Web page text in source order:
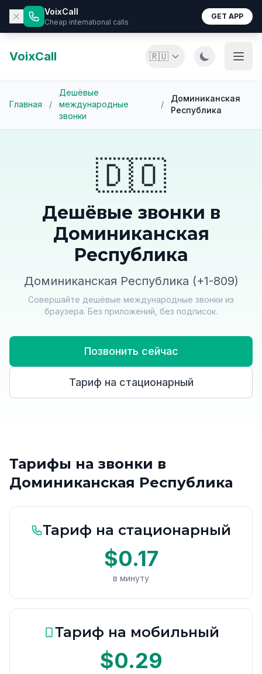
VoixCall
Cheap international calls
GET APP
VoixCall 🇷🇺
Главная /
Дешёвые
международные
звонки
/
Доминиканская
Республика
🇩🇴
Дешёвые звонки в
Доминиканская
Республика
Доминиканская Республика (+1-809)
Совершайте дешёвые международные звонки из
браузера. Без приложений, без подписок.
Позвонить сейчас
Тариф на стационарный
Тарифы на звонки в
Доминиканская Республика
Тариф на стационарный
$0.17
в минуту
Тариф на мобильный
$0.29